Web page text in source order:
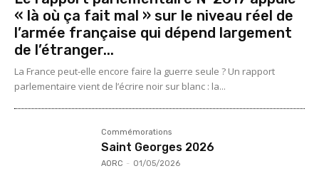
« là où ça fait mal » sur le niveau réel de
l’armée française qui dépend largement
de l’étranger...
La France peut-elle encore faire la guerre seule ? Un rapport
parlementaire vient de l’écrire noir sur blanc : la...
Commémorations
Saint Georges 2026
AORC - 01/05/2026